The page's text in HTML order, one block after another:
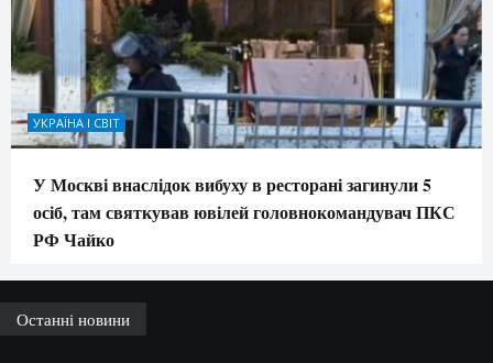
УКРАЇНА І СВІТ
У Москві внаслідок вибуху в ресторані загинули 5
осіб, там святкував ювілей головнокомандувач ПКС
РФ Чайко
Останні новини